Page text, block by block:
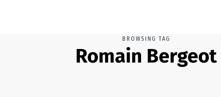
BROWSING TAG
Romain Bergeot